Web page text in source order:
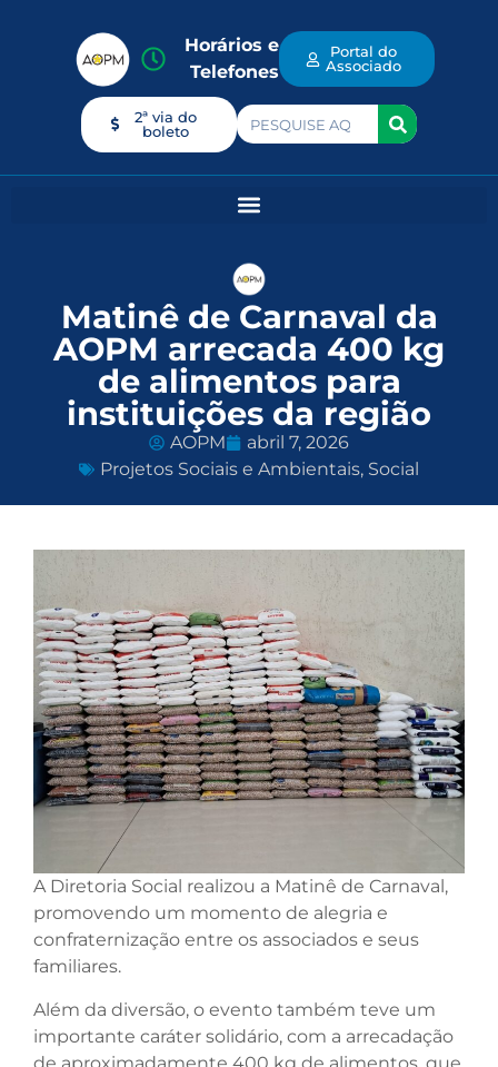
Horários e
Telefones
Portal do
Associado
2ª via do
boleto
Matinê de Carnaval da
AOPM arrecada 400 kg
de alimentos para
instituições da região
AOPM
abril 7, 2026
Projetos Sociais e Ambientais, Social
A Diretoria Social realizou a Matinê de Carnaval,
promovendo um momento de alegria e
confraternização entre os associados e seus
familiares.
Além da diversão, o evento também teve um
importante caráter solidário, com a arrecadação
de aproximadamente 400 kg de alimentos, que